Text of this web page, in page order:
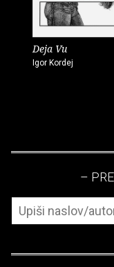
Deja Vu
Igor Kordej
–